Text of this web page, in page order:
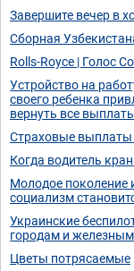
Завершите вечер в
Сборная
Rolls-Royce | Голос
Устройство на
своего ребенка
вернуть все
Страховые выплаты
Когда водитель
Молодое поколение
социализм
Украинские
городам и
Цветы потрясаемые